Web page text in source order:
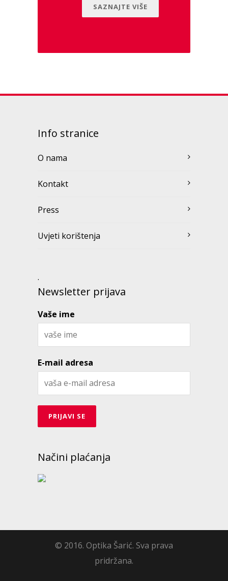
SAZNAJTE VIŠE
Info stranice
O nama
Kontakt
Press
Uvjeti korištenja
.
Newsletter prijava
Vaše ime
E-mail adresa
Načini plaćanja
© 2016. Optika Šarić. Sva prava
pridržana.